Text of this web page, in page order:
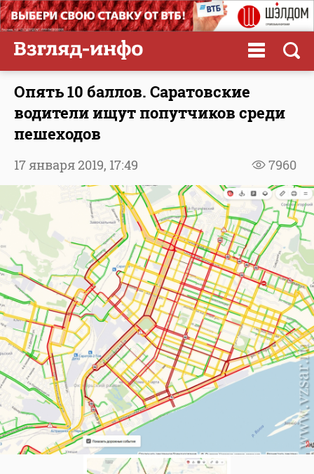
Опять 10 баллов. Саратовские
водители ищут попутчиков среди
пешеходов
7960
17 января 2019, 17:49